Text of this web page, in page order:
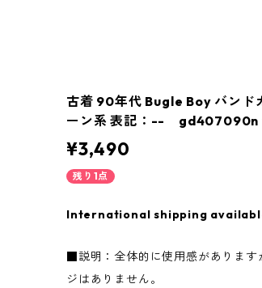
古着 90年代 Bugle Boy バンド
ーン系 表記：-- gd407090n
¥3,490
残り1点
International shipping
■説明：全体的に使用感があります
ジはありません。